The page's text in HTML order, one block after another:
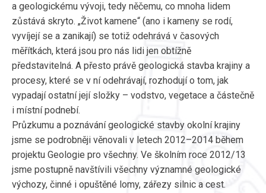
a geologickému vývoji, tedy něčemu, co mnoha lidem
zůstává skryto. „Život kamene“ (ano i kameny se rodí,
vyvíjejí se a zanikají) se totiž odehrává v časových
měřítkách, která jsou pro nás lidi jen obtížně
představitelná. A přesto právě geologická stavba krajiny a
procesy, které se v ní odehrávají, rozhodují o tom, jak
vypadají ostatní její složky – vodstvo, vegetace a částečně
i místní podnebí.
Průzkumu a poznávání geologické stavby okolní krajiny
jsme se podrobněji věnovali v letech 2012–2014 během
projektu Geologie pro všechny. Ve školním roce 2012/13
jsme postupně navštívili všechny významné geologické
výchozy, činné i opuštěné lomy, zářezy silnic a cest.